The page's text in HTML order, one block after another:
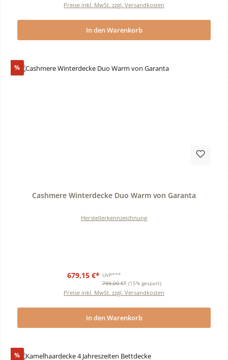
Preise inkl. MwSt. zzgl. Versandkosten
In den Warenkorb
%Rabatt
Cashmere Winterdecke Duo Warm von Garanta
Herstellerkennzeichnung
679,15 €* UVP***
799,00 €* (15% gespart)
Preise inkl. MwSt. zzgl. Versandkosten
In den Warenkorb
%Rabatt